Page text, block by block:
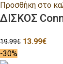
Προσθήκη στο
ΔΙΣΚΟΣ
19.99€ 13.99€
-30%